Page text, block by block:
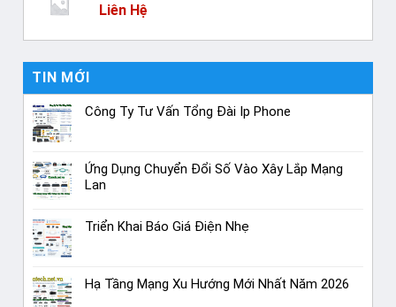
Liên Hệ
TIN MỚI
Công Ty Tư Vấn Tổng Đài Ip Phone
Ứng Dụng Chuyển Đổi Số Vào Xây Lắp Mạng
Lan
Triển Khai Báo Giá Điện Nhẹ
Hạ Tầng Mạng Xu Hướng Mới Nhất Năm 2026